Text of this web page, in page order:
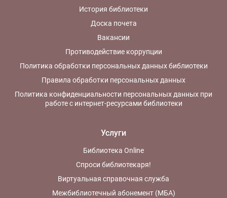
История библиотеки
Доска почета
Вакансии
Противодействие коррупции
Политика обработки персональных данных библиотеки
Правила обработки персональных данных
Политика конфиденциальности персональных данных при
работе с интернет-ресурсами библиотеки
Услуги
Библиотека Online
Спроси библиотекаря!
Виртуальная справочная служба
Межбиблиотечный абонемент (МБА)